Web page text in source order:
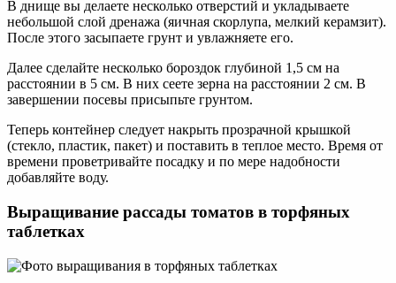
В днище вы делаете несколько отверстий и укладываете
небольшой слой дренажа (яичная скорлупа, мелкий керамзит).
После этого засыпаете грунт и увлажняете его.
Далее сделайте несколько бороздок глубиной 1,5 см на
расстоянии в 5 см. В них сеете зерна на расстоянии 2 см. В
завершении посевы присыпьте грунтом.
Теперь контейнер следует накрыть прозрачной крышкой
(стекло, пластик, пакет) и поставить в теплое место. Время от
времени проветривайте посадку и по мере надобности
добавляйте воду.
Выращивание рассады томатов в торфяных
таблетках